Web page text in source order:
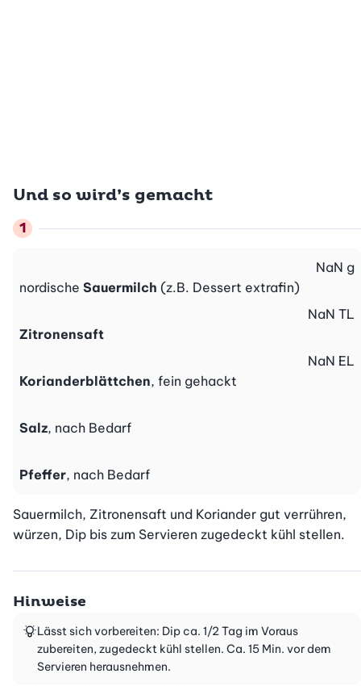
Und so wird’s gemacht
nordische Sauermilch (z.B. Dessert extrafin)
NaN g
Zitronensaft
NaN TL
Korianderblättchen, fein gehackt
NaN EL
Salz, nach Bedarf
Pfeffer, nach Bedarf
Sauermilch, Zitronensaft und Koriander gut verrühren,
würzen, Dip bis zum Servieren zugedeckt kühl stellen.
Hinweise
Lässt sich vorbereiten: Dip ca. 1/2 Tag im Voraus
zubereiten, zugedeckt kühl stellen. Ca. 15 Min. vor dem
Servieren herausnehmen.